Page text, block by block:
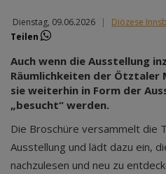
Dienstag, 09.06.2026 | Diözese
Teilen
Auch wenn die Ausstellung
Räumlichkeiten der Ötztaler
sie weiterhin in Form der
„besucht“ werden.
Die Broschüre versammelt die
Ausstellung und lädt dazu ein,
nachzulesen und neu zu